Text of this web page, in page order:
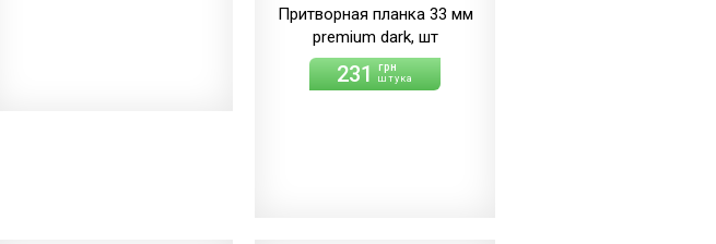
Притворная планка 33 мм
premium dark, шт
231 грн
штука